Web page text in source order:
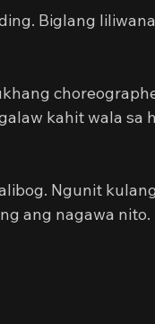
Biglang
kahit wala sa
Ngunit
ang nagawa nito.